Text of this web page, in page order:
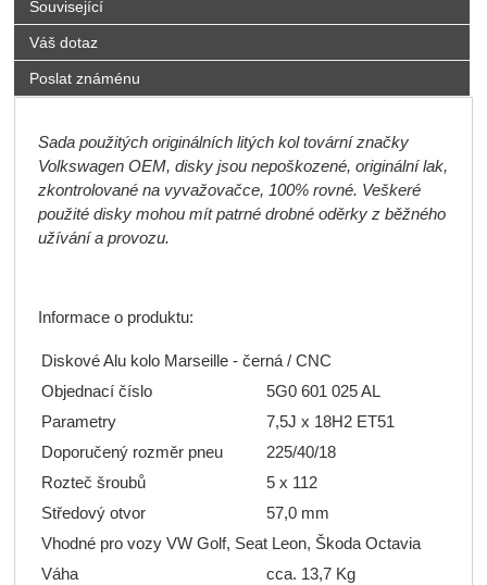
Související
Váš dotaz
Poslat známénu
Sada použitých originálních litých kol tovární značky
Volkswagen OEM, disky jsou nepoškozené, originální lak,
zkontrolované na vyvažovačce, 100% rovné. Veškeré
použité disky mohou mít patrné drobné oděrky z běžného
užívání a provozu.
Informace o produktu:
Diskové Alu kolo Marseille - černá / CNC
Objednací číslo
5G0 601 025 AL
Parametry
7,5J x 18H2 ET51
Doporučený rozměr pneu
225/40/18
Rozteč šroubů
5 x 112
Středový otvor
57,0 mm
Vhodné pro vozy VW Golf, Seat Leon, Škoda Octavia
Váha
cca. 13,7 Kg